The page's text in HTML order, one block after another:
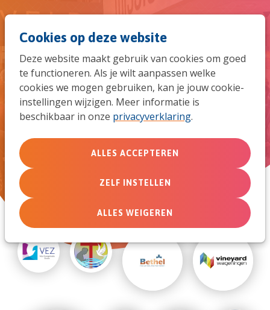
Cookies op deze website
Deze website maakt gebruik van cookies om goed
te functioneren. Als je wilt aanpassen welke
cookies we mogen gebruiken, kan je jouw cookie-
instellingen wijzigen. Meer informatie is
beschikbaar in onze privacyverklaring.
ALLES ACCEPTEREN
ZELF INSTELLEN
ALLES WEIGEREN
naar
de
Deze geloofsgemeenschappen
zijn onderdeel van de
evangelische alliantie
ZOEK